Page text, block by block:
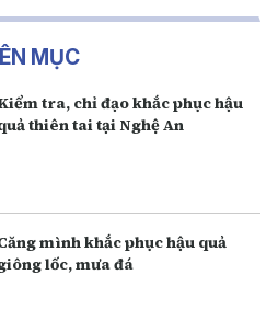
MỤC
tra, chỉ đạo khắc phục hậu
thiên tai tại Nghệ An
mình khắc phục hậu quả
lốc, mưa đá